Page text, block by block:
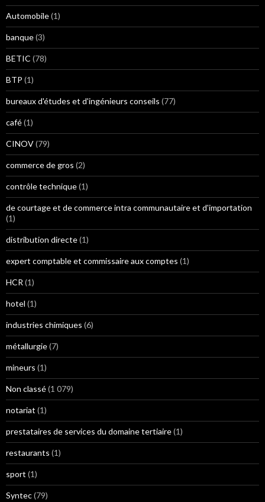
Automobile(1)
banque(3)
BETIC (78)
BTP (1)
bureaux d'études et d'ingénieurs conseils (77)
café(1)
CINOV(79)
commerce de gros (2)
contrôle technique(1)
de courtage et de commerce intra communautaire et d'importation
(1)
distribution directe(1)
expert comptable et commissaire aux comptes (1)
HCR (1)
hotel (1)
industries chimiques (6)
métallurgie(7)
mineurs (1)
Non classé(1 079)
notariat (1)
prestataires de services du domaine tertiaire(1)
restaurants (1)
sport (1)
Syntec(79)